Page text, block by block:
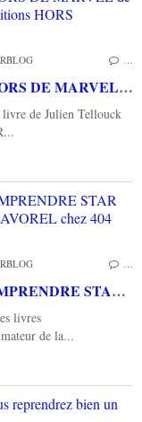
[REVUE LIVRE COMICS] LES TRESORS DE MARVEL de Roy Thomas et Peter SANDERSON aux éditions HORS COLLECTION
livre de Julien Tellouck
[REVUE LIVRE GEEK/CINEMA] COMPRENDRE STAR WARS de Julien TELLOUCK et Mathias LAVOREL chez 404 Editions
livres
de la...